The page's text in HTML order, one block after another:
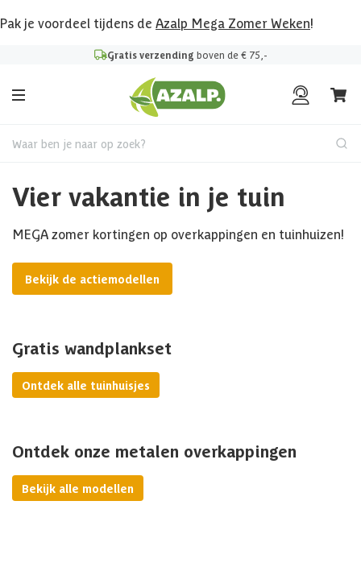
Pak je voordeel tijdens de Azalp Mega Zomer Weken!
Gratis verzending boven de € 75,-
Waar ben je naar op zoek?
Vier vakantie in je tuin
MEGA zomer kortingen op overkappingen en tuinhuizen!
Bekijk de actiemodellen
Gratis wandplankset
Ontdek alle tuinhuisjes
Ontdek onze metalen overkappingen
Bekijk alle modellen